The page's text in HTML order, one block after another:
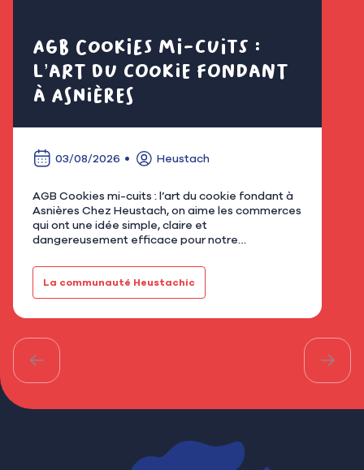
AGB Cookies mi-cuits :
l’art du cookie fondant
à Asnières
03/08/2026 Heustach
AGB Cookies mi-cuits : l’art du cookie fondant à
Asnières Chez Heustach, on aime les commerces
qui ont une idée simple, claire et
dangereusement efficace pour notre
installé au 21 rue de Bretagne à As…
La communauté Heustachic